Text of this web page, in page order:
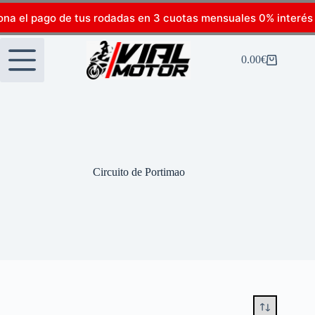
el pago de tus rodadas en 3 cuotas mensuales 0% interés
0.00€
Circuito de Portimao